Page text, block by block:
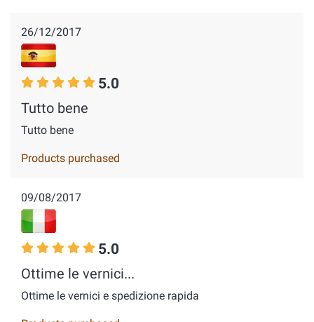
26/12/2017
5.0
Tutto bene
Tutto bene
Products purchased
09/08/2017
5.0
Ottime le vernici...
Ottime le vernici e spedizione rapida